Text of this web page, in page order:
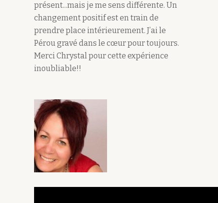
présent...mais je me sens différente. Un
changement positif est en train de
prendre place intérieurement. J’ai le
Pérou gravé dans le cœur pour toujours.
Merci Chrystal pour cette expérience
inoubliable!!